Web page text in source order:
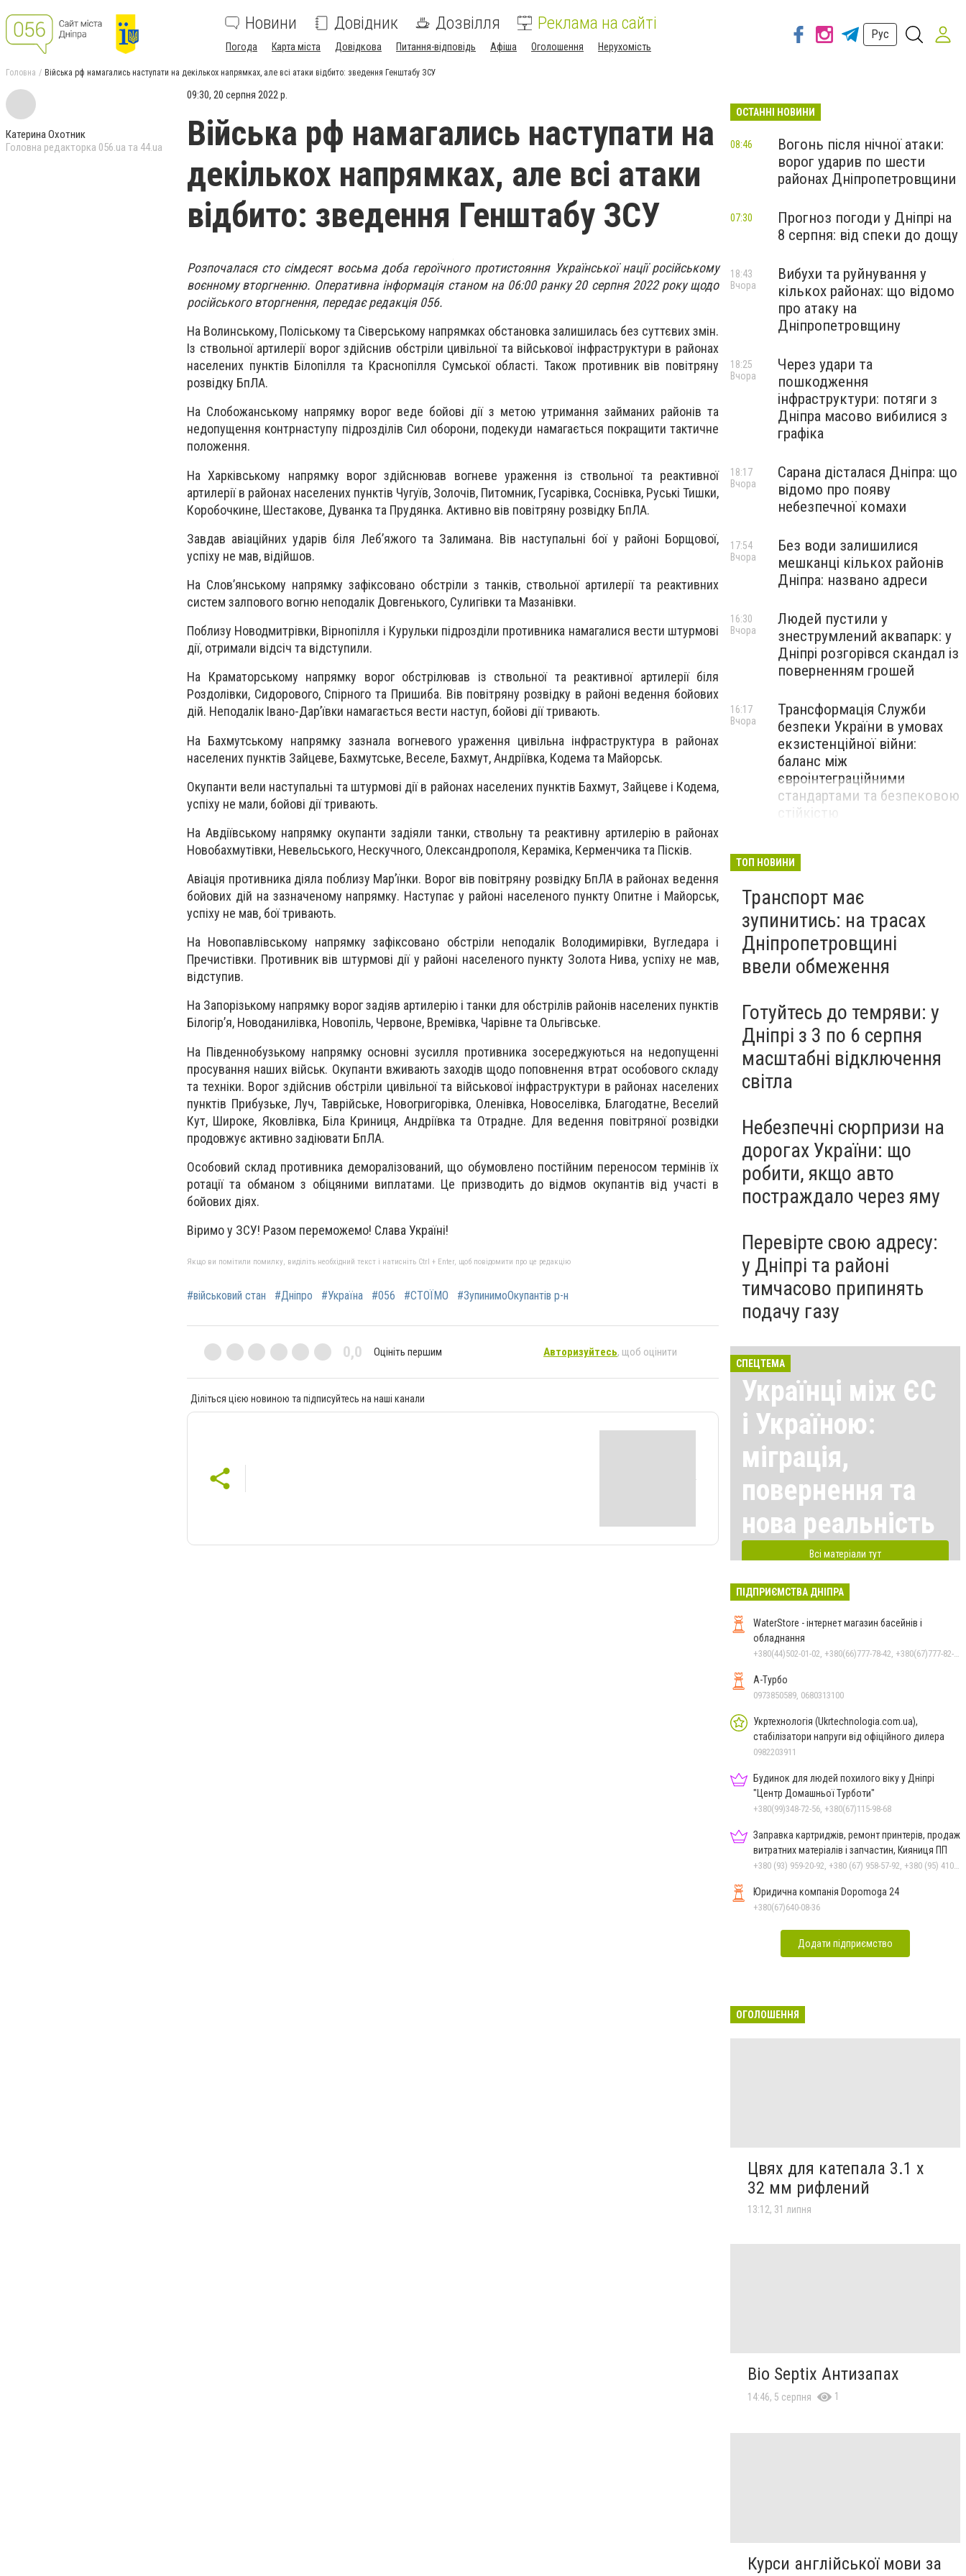
Новини Довідник Дозвілля Реклама на сайті
Погода Карта міста Довідкова Питання-відповідь Афіша Оголошення Нерухомість
Рус
Головна Війська рф намагались наступати на декількох напрямках, але всі атаки відбито: зведення Генштабу ЗСУ
Катерина Охотник
Головна редакторка 056.ua та 44.ua
09:30, 20 серпня 2022 р.
Війська рф намагались наступати на
декількох напрямках, але всі атаки
відбито: зведення Генштабу ЗСУ
Розпочалася сто сімдесят восьма доба героїчного протистояння Української нації російському
воєнному вторгненню. Оперативна інформація станом на 06:00 ранку 20 серпня 2022 року щодо
російського вторгнення, передає редакція 056.
На Волинському, Поліському та Сіверському напрямках обстановка залишилась без суттєвих змін.
Із ствольної артилерії ворог здійснив обстріли цивільної та військової інфраструктури в районах
населених пунктів Білопілля та Краснопілля Сумської області. Також противник вів повітряну
розвідку БпЛА.
На Слобожанському напрямку ворог веде бойові дії з метою утримання займаних районів та
недопущення контрнаступу підрозділів Сил оборони, подекуди намагається покращити тактичне
положення.
На Харківському напрямку ворог здійснював вогневе ураження із ствольної та реактивної
артилерії в районах населених пунктів Чугуїв, Золочів, Питомник, Гусарівка, Соснівка, Руські Тишки,
Коробочкине, Шестакове, Дуванка та Прудянка. Активно вів повітряну розвідку БпЛА.
Завдав авіаційних ударів біля Леб’яжого та Залимана. Вів наступальні бої у районі Борщової,
успіху не мав, відійшов.
На Слов’янському напрямку зафіксовано обстріли з танків, ствольної артилерії та реактивних
систем залпового вогню неподалік Довгенького, Сулигівки та Мазанівки.
Поблизу Новодмитрівки, Вірнопілля і Курульки підрозділи противника намагалися вести штурмові
дії, отримали відсіч та відступили.
На Краматорському напрямку ворог обстрілював із ствольної та реактивної артилерії біля
Роздолівки, Сидорового, Спірного та Пришиба. Вів повітряну розвідку в районі ведення бойових
дій. Неподалік Івано-Дарʼївки намагається вести наступ, бойові дії тривають.
На Бахмутському напрямку зазнала вогневого ураження цивільна інфраструктура в районах
населених пунктів Зайцеве, Бахмутське, Веселе, Бахмут, Андріївка, Кодема та Майорськ.
Окупанти вели наступальні та штурмові дії в районах населених пунктів Бахмут, Зайцеве і Кодема,
успіху не мали, бойові дії тривають.
На Авдіївському напрямку окупанти задіяли танки, ствольну та реактивну артилерію в районах
Новобахмутівки, Невельського, Нескучного, Олександрополя, Кераміка, Керменчика та Пісків.
Авіація противника діяла поблизу Мар’їнки. Ворог вів повітряну розвідку БпЛА в районах ведення
бойових дій на зазначеному напрямку. Наступає у районі населеного пункту Опитне і Майорськ,
успіху не мав, бої тривають.
На Новопавлівському напрямку зафіксовано обстріли неподалік Володимирівки, Вугледара і
Пречистівки. Противник вів штурмові дії у районі населеного пункту Золота Нива, успіху не мав,
відступив.
На Запорізькому напрямку ворог задіяв артилерію і танки для обстрілів районів населених пунктів
Білогір’я, Новоданилівка, Новопіль, Червоне, Времівка, Чарівне та Ольгівське.
На Південнобузькому напрямку основні зусилля противника зосереджуються на недопущенні
просування наших військ. Окупанти вживають заходів щодо поповнення втрат особового складу
та техніки. Ворог здійснив обстріли цивільної та військової інфраструктури в районах населених
пунктів Прибузьке, Луч, Таврійське, Новогригорівка, Оленівка, Новоселівка, Благодатне, Веселий
Кут, Широке, Яковлівка, Біла Криниця, Андріївка та Отрадне. Для ведення повітряної розвідки
продовжує активно задіювати БпЛА.
Особовий склад противника деморалізований, що обумовлено постійним переносом термінів їх
ротації та обманом з обіцяними виплатами. Це призводить до відмов окупантів від участі в
бойових діях.
Віримо у ЗСУ! Разом переможемо! Слава Україні!
Якщо ви помітили помилку, виділіть необхідний текст і натисніть Ctrl + Enter, щоб повідомити про це редакцію
#військовий стан #Дніпро #Україна #056 #СТОЇМО #ЗупинимоОкупантів р-н
0,0 Оцініть першим Авторизуйтесь, щоб оцінити
Діліться цією новиною та підписуйтесь на наші канали
ОСТАННІ НОВИНИ
Вогонь після нічної атаки:
ворог ударив по шести
районах Дніпропетровщини
08:46
Прогноз погоди у Дніпрі на
8 серпня: від спеки до дощу
07:30
Вибухи та руйнування у
кількох районах: що відомо
про атаку на
Дніпропетровщину
18:43
Вчора
Через удари та
пошкодження
інфраструктури: потяги з
Дніпра масово вибилися з
графіка
18:25
Вчора
Сарана дісталася Дніпра: що
відомо про появу
небезпечної комахи
18:17
Вчора
Без води залишилися
мешканці кількох районів
Дніпра: названо адреси
17:54
Вчора
Людей пустили у
знеструмлений аквапарк: у
Дніпрі розгорівся скандал із
поверненням грошей
16:30
Вчора
Трансформація Служби
безпеки України в умовах
екзистенційної війни:
баланс між
євроінтеграційними
стандартами та безпековою
стійкістю
16:17
Вчора
ТОП НОВИНИ
Транспорт має
зупинитись: на трасах
Дніпропетровщині
ввели обмеження
Готуйтесь до темряви: у
Дніпрі з 3 по 6 серпня
масштабні відключення
світла
Небезпечні сюрпризи на
дорогах України: що
робити, якщо авто
постраждало через яму
Перевірте свою адресу:
у Дніпрі та районі
тимчасово припинять
подачу газу
СПЕЦТЕМА
Українці між ЄС
і Україною:
міграція,
повернення та
нова реальність
Всі матеріали тут
ПІДПРИЄМСТВА ДНІПРА
WaterStore - інтернет магазин басейнів і
обладнання
А-Турбо
0973850589, 0680313100
Укртехнологія (Ukrtechnologia.com.ua),
стабілізатори напруги від офіційного дилера
0982203911
Будинок для людей похилого віку у Дніпрі
"Центр Домашньої Турботи"
+380(99)348-72-56, +380(67)115-98-68
Заправка картриджів, ремонт принтерів, продаж
витратних матеріалів і запчастин, Кияниця ПП
Юридична компанія Dopomoga 24
+380(67)640-08-36
Додати підприємство
ОГОЛОШЕННЯ
Цвях для катепала 3.1 х
32 мм рифлений
13:12, 31 липня
Bio Septix Антизапах
14:46, 5 серпня 1
Курси англійської мови за